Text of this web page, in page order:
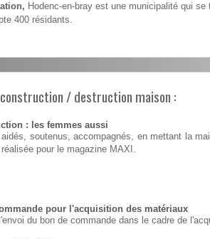
Hodenc-en-bray est une municipalité qui
400 résidants.
/ destruction maison :
: les femmes aussi
soutenus, accompagnés, en mettant la
pour le magazine MAXI.
pour l'acquisition des matériaux
du bon de commande dans le cadre de